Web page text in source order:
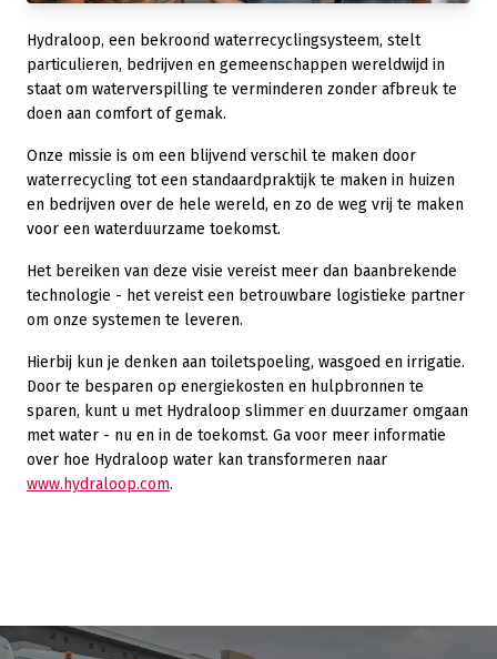
Hydraloop, een bekroond waterrecyclingsysteem, stelt
particulieren, bedrijven en gemeenschappen wereldwijd in
staat om waterverspilling te verminderen zonder afbreuk te
doen aan comfort of gemak.
Onze missie is om een blijvend verschil te maken door
waterrecycling tot een standaardpraktijk te maken in huizen
en bedrijven over de hele wereld, en zo de weg vrij te maken
voor een waterduurzame toekomst.
Het bereiken van deze visie vereist meer dan baanbrekende
technologie - het vereist een betrouwbare logistieke partner
om onze systemen te leveren.
Hierbij kun je denken aan toiletspoeling, wasgoed en irrigatie.
Door te besparen op energiekosten en hulpbronnen te
sparen, kunt u met Hydraloop slimmer en duurzamer omgaan
met water - nu en in de toekomst. Ga voor meer informatie
over hoe Hydraloop water kan transformeren naar
www.hydraloop.com.